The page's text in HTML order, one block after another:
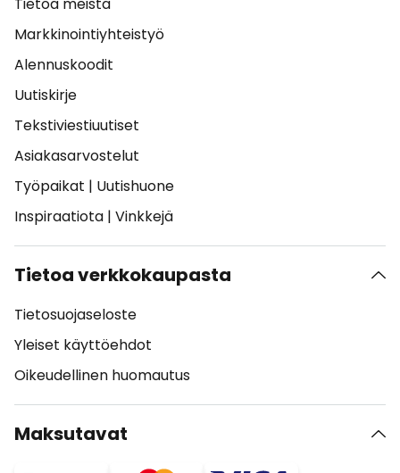
Markkinointiyhteistyö
Alennuskoodit
Uutiskirje
Tekstiviestiuutiset
Asiakasarvostelut
Työpaikat | Uutishuone
Inspiraatiota | Vinkkejä
Tietoa verkkokaupasta
Tietosuojaseloste
Yleiset käyttöehdot
Oikeudellinen huomautus
Maksutavat